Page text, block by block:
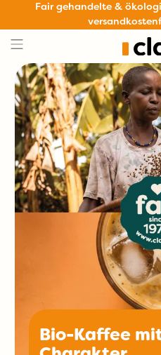
Fair gehandelte &
Bio-Kaffee